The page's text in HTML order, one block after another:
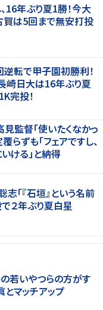
16年ぶり夏1勝！今大
賀は5回まで無安打投
逆転で甲子園初勝利！
崎日大は16年ぶり夏
完投！
監督「使いたくなかっ
ずも「フェアですし、
ける」と納得
志「『石垣』という名前
２年ぶり夏白星
の若いやつらの方がす
とマッチアップ